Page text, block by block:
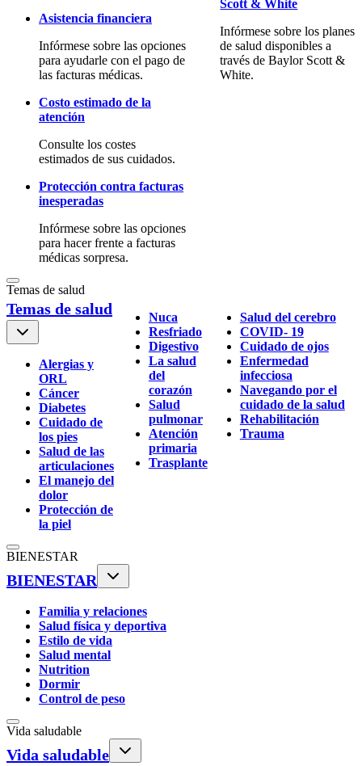
Asistencia financiera
Infórmese sobre las opciones
para ayudarle con el pago de
las facturas médicas.
Costo estimado de la
atención
Consulte los costes
estimados de sus cuidados.
Protección contra facturas
inesperadas
Infórmese sobre las opciones
para hacer frente a facturas
médicas sorpresa.
Scott & White
Infórmese sobre los planes
de salud disponibles a
través de Baylor Scott &
White.
Temas de salud
Temas de salud
Alergias y
ORL
Cáncer
Diabetes
Cuidado de
los pies
Salud de las
articulaciones
El manejo del
dolor
Protección de
la piel
Nuca
Resfriado
Digestivo
La salud
del
corazón
Salud
pulmonar
Atención
primaria
Trasplante
Salud del cerebro
COVID- 19
Cuidado de ojos
Enfermedad
infecciosa
Navegando por el
cuidado de la salud
Rehabilitación
Trauma
BIENESTAR
BIENESTAR
Familia y relaciones
Salud física y deportiva
Estilo de vida
Salud mental
Nutrition
Dormir
Control de peso
Vida saludable
Vida saludable